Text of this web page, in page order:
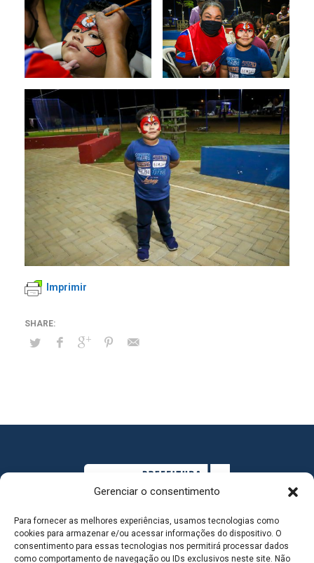
Gerenciar o consentimento
Para fornecer as melhores experiências, usamos tecnologias como
cookies para armazenar e/ou acessar informações do dispositivo. O
consentimento para essas tecnologias nos permitirá processar dados
como comportamento de navegação ou IDs exclusivos neste site. Não
Imprimir